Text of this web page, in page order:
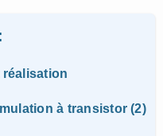
réalisation
à transistor (2)